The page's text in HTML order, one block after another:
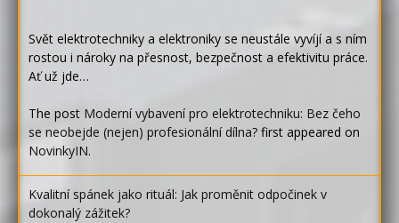
Svět elektrotechniky a elektroniky se neustále vyvíjí a s ním
rostou i nároky na přesnost, bezpečnost a efektivitu práce.
Ať už jde…
The post Moderní vybavení pro elektrotechniku: Bez čeho
se neobejde (nejen) profesionální dílna? first appeared on
NovinkyIN.
Kvalitní spánek jako rituál: Jak proměnit odpočinek v
dokonalý zážitek?